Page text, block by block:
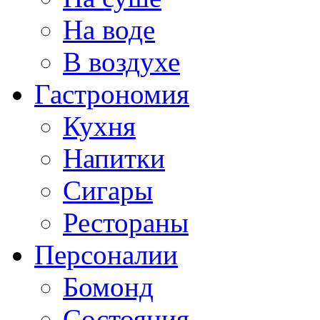
На воде
В воздухе
Гастрономия
Кухня
Напитки
Сигары
Рестораны
Персоналии
Бомонд